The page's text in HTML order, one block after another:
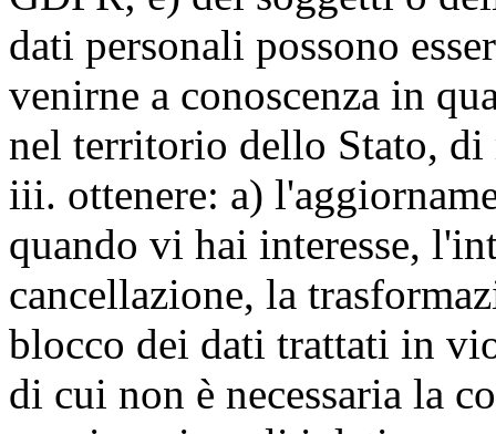
dati personali possono
venirne a conoscenza in
nel territorio dello Stato,
iii. ottenere: a)
quando vi hai interesse,
cancellazione, la
blocco dei dati trattati in
di cui non è necessaria la